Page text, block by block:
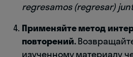
regresamos (regresar)
Применяйте метод
повторений.
изученному материалу